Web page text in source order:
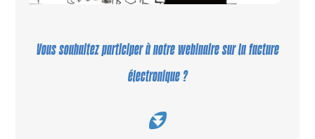
Vous souhaitez participer à notre webinaire sur la facture
électronique ?